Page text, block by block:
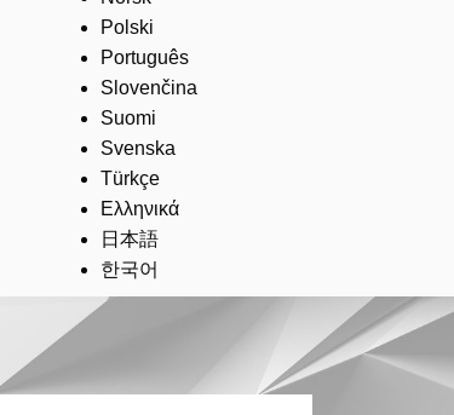
Polski
Português
Slovenčina
Suomi
Svenska
Türkçe
Ελληνικά
日本語
한국어